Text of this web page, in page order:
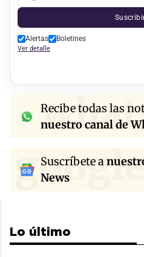
Alertas Boletines
Ver detalle
Recibe todas las
nuestro canal de
Suscríbete a
News
Lo último